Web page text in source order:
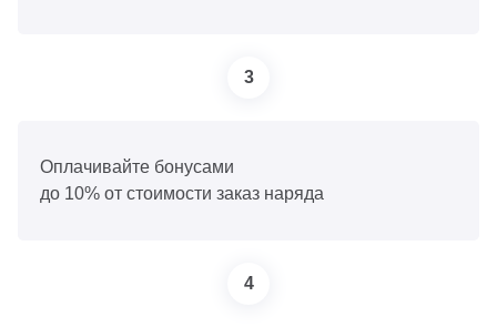
3
Оплачивайте бонусами
до 10% от стоимости заказ наряда
4